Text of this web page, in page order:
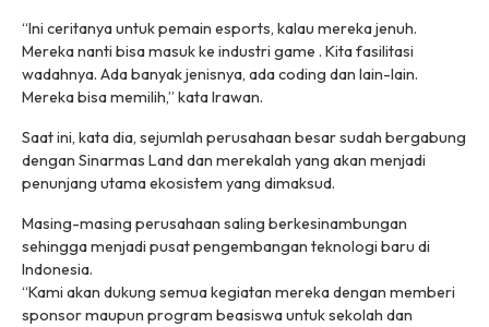
“Ini ceritanya untuk pemain esports, kalau mereka jenuh.
Mereka nanti bisa masuk ke industri game . Kita fasilitasi
wadahnya. Ada banyak jenisnya, ada coding dan lain-lain.
Mereka bisa memilih,” kata Irawan.
Saat ini, kata dia, sejumlah perusahaan besar sudah bergabung
dengan Sinarmas Land dan merekalah yang akan menjadi
penunjang utama ekosistem yang dimaksud.
Masing-masing perusahaan saling berkesinambungan
sehingga menjadi pusat pengembangan teknologi baru di
Indonesia.
“Kami akan dukung semua kegiatan mereka dengan memberi
sponsor maupun program beasiswa untuk sekolah dan